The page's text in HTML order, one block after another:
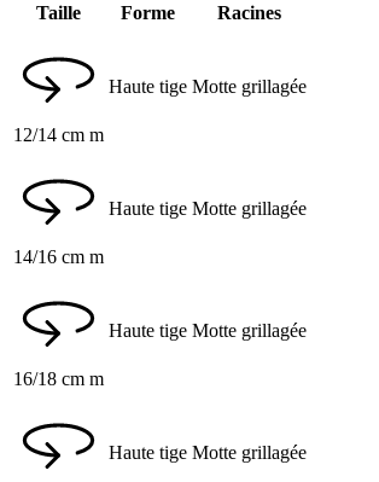
Taille
Forme Racines
12/14 cm m
Haute tige Motte grillagée
14/16 cm m
Haute tige Motte grillagée
16/18 cm m
Haute tige Motte grillagée
Haute tige Motte grillagée